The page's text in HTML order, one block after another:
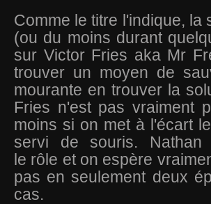
Comme le titre l'indique,
(ou du moins durant
sur Victor Fries aka Mr
trouver un moyen de
mourante en trouver la
Fries n'est pas vraiment
moins si on met à l'écart
servi de souris.
le rôle et on espère
pas en seulement deux
cas.